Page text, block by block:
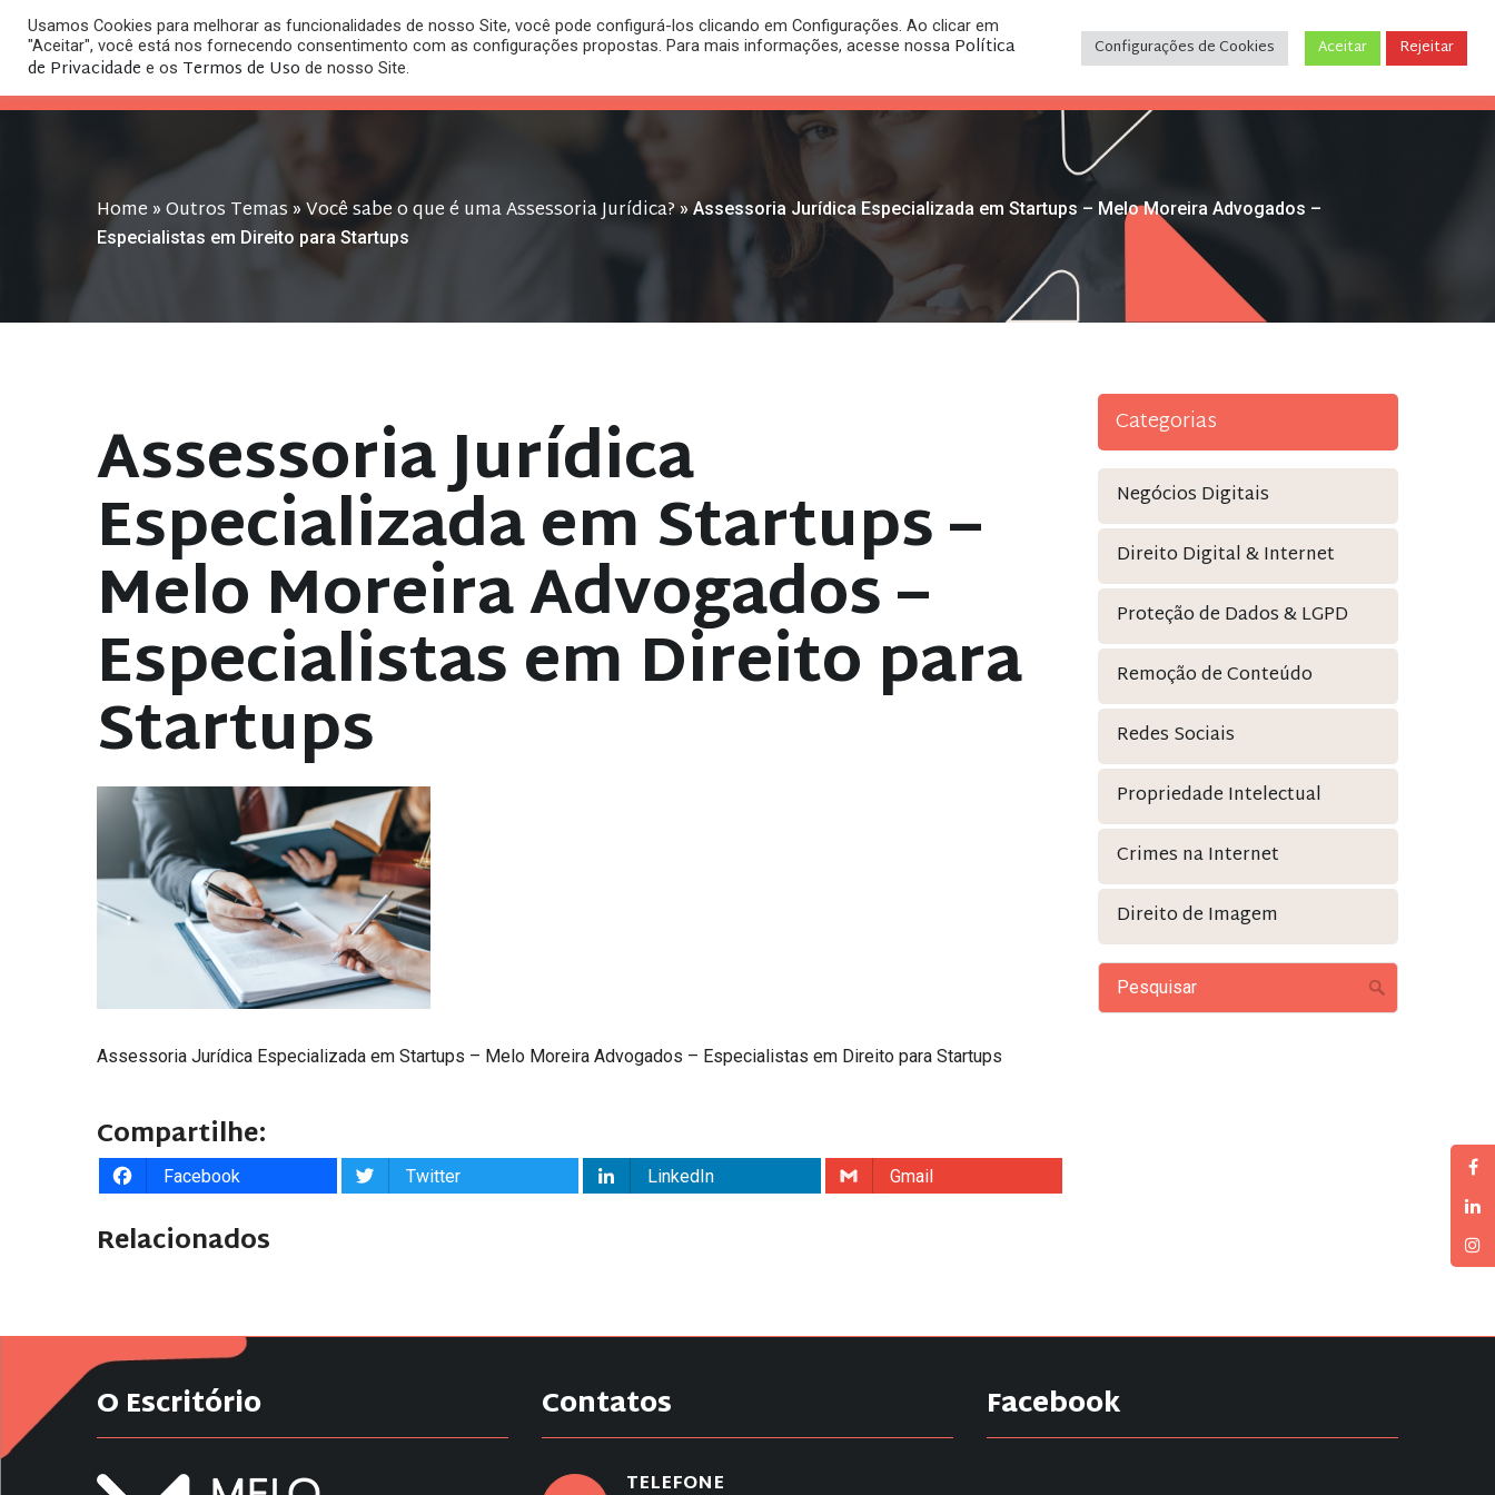
HOME O PLANO REGISTRO DE PUBLICAÇÕES CONTATO (31) 3243-9035
Home » Outros Temas »Você sabe o que é uma Assessoria Jurídica?»Assessoria Jurídica Especializada em Startups – Melo Moreira Advogados –
Especialistas em Direito para Startups
Assessoria Jurídica
Especializada em Startups –
Melo Moreira Advogados –
Especialistas em Direito para
Startups
Assessoria Jurídica Especializada em Startups – Melo Moreira Advogados – Especialistas em Direito para Startups
Compartilhe:
Facebook Twitter LinkedIn Gmail
Relacionados
Categorias
Negócios Digitais
Direito Digital & Internet
Proteção de Dados & LGPD
Remoção de Conteúdo
Redes Sociais
Propriedade Intelectual
Crimes na Internet
Direito de Imagem
O Escritório Contatos
TELEFONE
Facebook
Usamos Cookies para melhorar as funcionalidades de nosso Site, você pode configurá-los clicando em Configurações. Ao clicar em
"Aceitar", você está nos fornecendo consentimento com as configurações propostas. Para mais informações, acesse nossa Política
de Privacidade e os Termos de Uso de nosso Site.
Configurações de Cookies Aceitar Rejeitar